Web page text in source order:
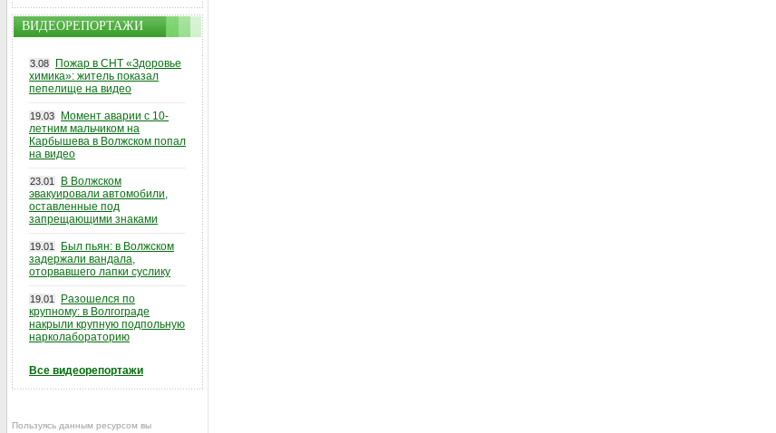
ВИДЕОРЕПОРТАЖИ
3.08
Пожар в СНТ «Здоровье
химика»: житель показал
пепелище на видео
19.03
Момент аварии с 10-
летним мальчиком на
Карбышева в Волжском попал
на видео
23.01
В Волжском
эвакуировали автомобили,
оставленные под
запрещающими знаками
19.01
Был пьян: в Волжском
задержали вандала,
оторвавшего лапки суслику
19.01
Разошелся по
крупному: в Волгограде
накрыли крупную подпольную
нарколабораторию
Все видеорепортажи
Пользуясь данным ресурсом вы